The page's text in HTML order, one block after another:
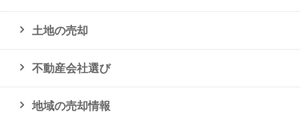
土地の売却
不動産会社選び
地域の売却情報